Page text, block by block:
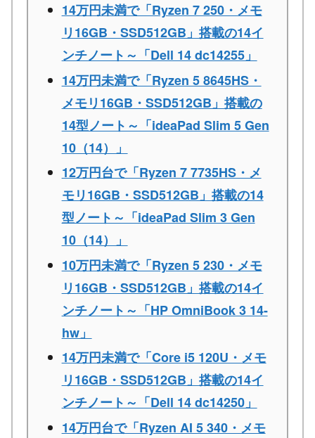
14万円未満で「Ryzen 7 250・メモ
リ16GB・SSD512GB」搭載の14イ
ンチノート～「Dell 14 dc14255」
14万円未満で「Ryzen 5 8645HS・
メモリ16GB・SSD512GB」搭載の
14型ノート～「ideaPad Slim 5 Gen
10（14）」
12万円台で「Ryzen 7 7735HS・メ
モリ16GB・SSD512GB」搭載の14
型ノート～「ideaPad Slim 3 Gen
10（14）」
10万円未満で「Ryzen 5 230・メモ
リ16GB・SSD512GB」搭載の14イ
ンチノート～「HP OmniBook 3 14-
hw」
14万円未満で「Core i5 120U・メモ
リ16GB・SSD512GB」搭載の14イ
ンチノート～「Dell 14 dc14250」
14万円台で「Ryzen AI 5 340・メモ